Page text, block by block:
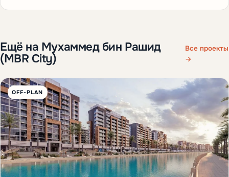
Ещё на Мухаммед бин Рашид
(MBR City)
Все проекты
→
OFF-PLAN